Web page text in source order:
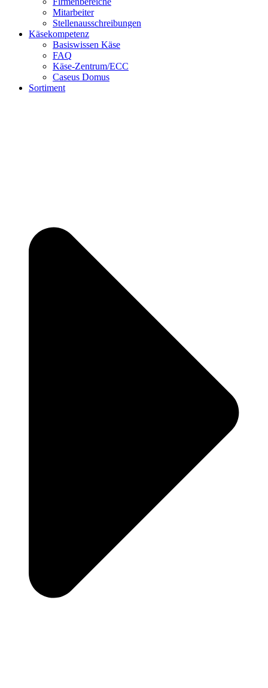
Mitarbeiter
Stellenausschreibungen
Käsekompetenz
Basiswissen Käse
FAQ
Käse-Zentrum/ECC
Caseus Domus
Sortiment